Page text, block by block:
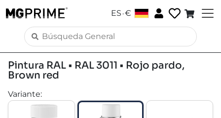
ES .€
Pintura RAL • RAL 3011 • Rojo pardo,
Brown red
Variante: